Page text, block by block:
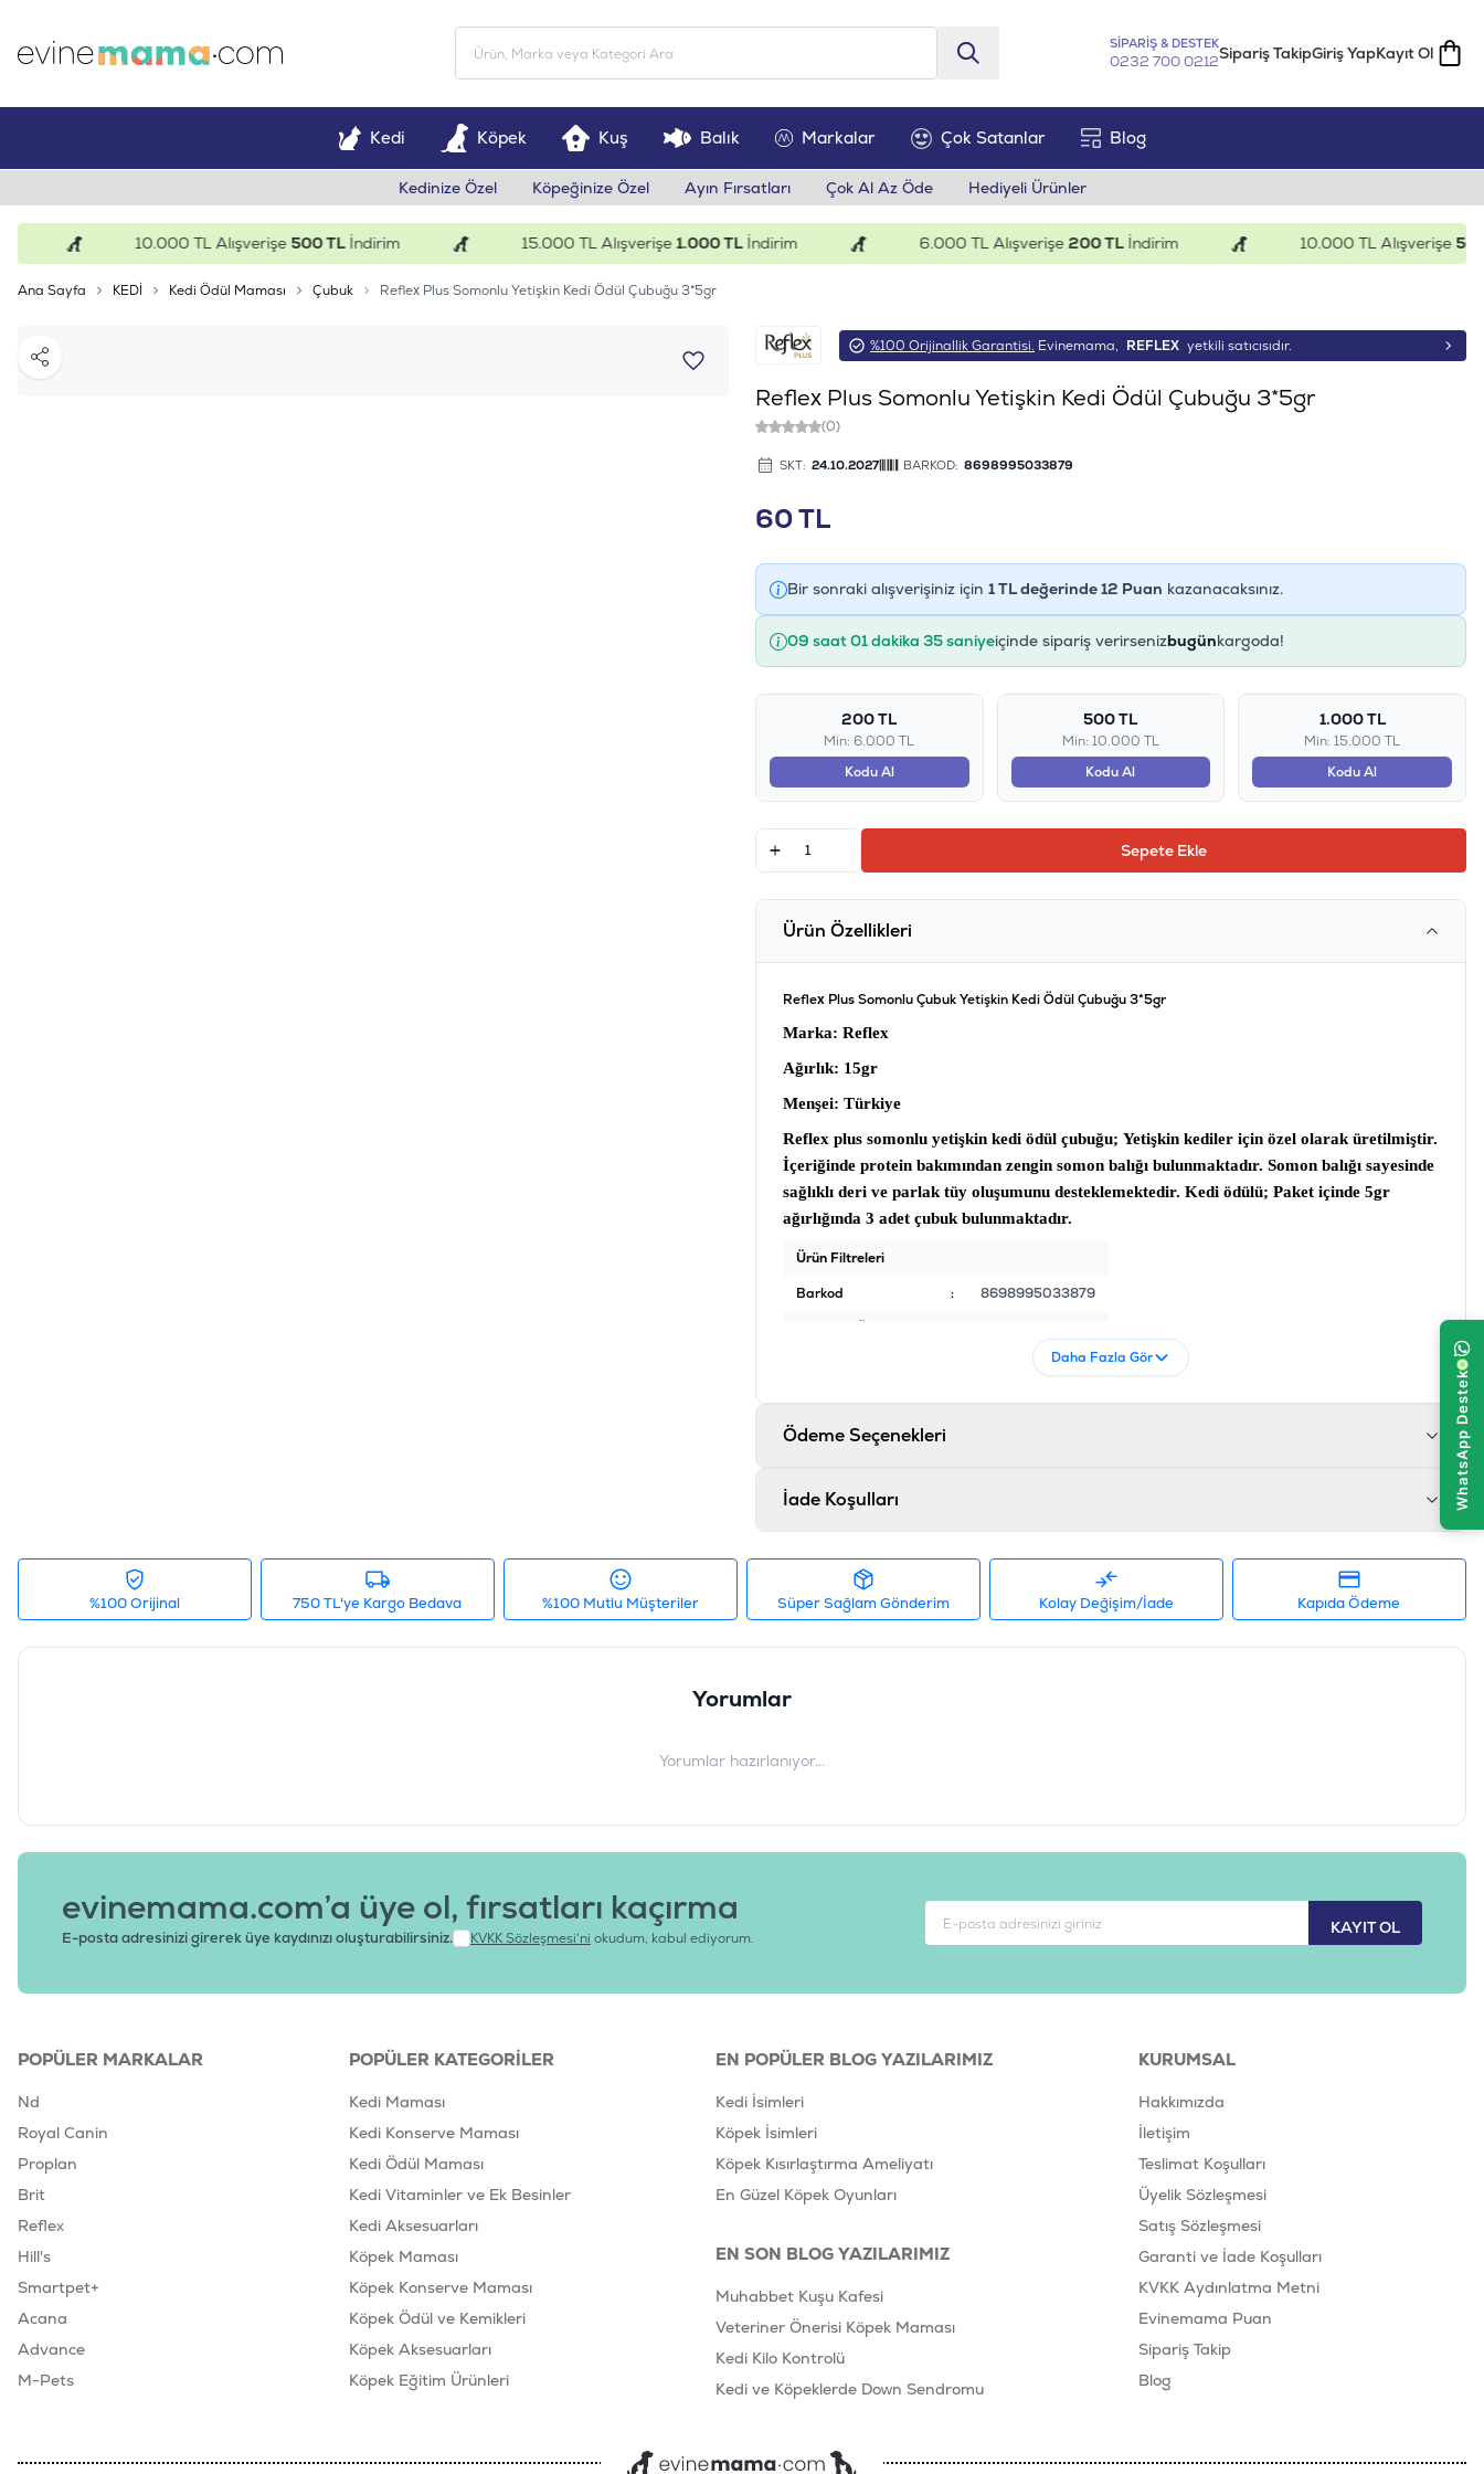
SİPARİŞ & DESTEK
0232 700 0212Sipariş TakipGiriş YapKayıt Ol
Kedi Köpek Kuş Balık Markalar Çok Satanlar Blog
Kedinize Özel Köpeğinize Özel Ayın Fırsatları Çok Al Az Öde Hediyeli Ürünler
10.000 TL Alışverişe500 TLİndirim 15.000 TL Alışverişe1.000 TLİndirim 6.000 TL Alışverişe200 TLİndirim 10.000 TL Alışverişe500 TL
Ana Sayfa KEDİ Kedi Ödül Maması Çubuk Reflex Plus Somonlu Yetişkin Kedi Ödül Çubuğu 3*5gr
Paylaş
%100 Orijinallik Garantisi. Evinemama, REFLEX yetkili satıcısıdır.
Reflex Plus Somonlu Yetişkin Kedi Ödül Çubuğu 3*5gr
(0)
SKT: 24.10.2027 BARKOD: 8698995033879
60TL
Bir sonraki alışverişiniz için 1TL değerinde12 Puan kazanacaksınız.
09 saat 01 dakika 34 saniyeiçinde sipariş verirsenizbugünkargoda!
200 TL
Min: 6.000 TL
Kodu Al
500 TL
Min: 10.000 TL
Kodu Al
1.000 TL
Min: 15.000 TL
Kodu Al
Sepete Ekle
Ürün Özellikleri
Reflex Plus Somonlu Çubuk Yetişkin Kedi Ödül Çubuğu 3*5gr
Marka: Reflex
Ağırlık: 15gr
Menşei: Türkiye
Reflex plus somonlu yetişkin kedi ödül çubuğu; Yetişkin kediler için özel olarak üretilmiştir.
İçeriğinde protein bakımından zengin somon balığı bulunmaktadır. Somon balığı sayesinde
sağlıklı deri ve parlak tüy oluşumunu desteklemektedir. Kedi ödülü; Paket içinde 5gr
ağırlığında 3 adet çubuk bulunmaktadır.
Ürün Filtreleri
Barkod
:
8698995033879
Daha Fazla Gör
Ödeme Seçenekleri
İade Koşulları
%100 Orijinal 750 TL'ye Kargo Bedava %100 Mutlu Müşteriler Süper Sağlam Gönderim Kolay Değişim/İade Kapıda Ödeme
Yorumlar
Yorumlar hazırlanıyor...
KAYIT OL
evinemama.com’a üye ol, fırsatları kaçırma
E-posta adresinizi girerek üye kaydınızı oluşturabilirsiniz. KVKK Sözleşmesi'ni okudum, kabul ediyorum.
POPÜLER MARKALAR
Nd
Royal Canin
Proplan
Brit
Reflex
Hill's
Smartpet+
Acana
Advance
M-Pets
POPÜLER KATEGORILER
Kedi Maması
Kedi Konserve Maması
Kedi Ödül Maması
Kedi Vitaminler ve Ek Besinler
Kedi Aksesuarları
Köpek Maması
Köpek Konserve Maması
Köpek Ödül ve Kemikleri
Köpek Aksesuarları
Köpek Eğitim Ürünleri
EN POPÜLER BLOG YAZILARIMIZ
Kedi İsimleri
Köpek İsimleri
Köpek Kısırlaştırma Ameliyatı
En Güzel Köpek Oyunları
EN SON BLOG YAZILARIMIZ
Muhabbet Kuşu Kafesi
Veteriner Önerisi Köpek Maması
Kedi Kilo Kontrolü
Kedi ve Köpeklerde Down Sendromu
KURUMSAL
Hakkımızda
İletişim
Teslimat Koşulları
Üyelik Sözleşmesi
Satış Sözleşmesi
Garanti ve İade Koşulları
KVKK Aydınlatma Metni
Evinemama Puan
Sipariş Takip
Blog